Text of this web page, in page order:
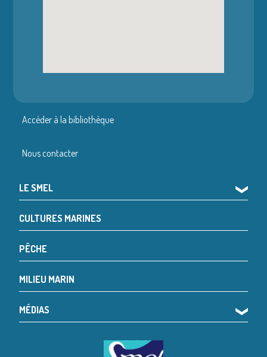
Accéder à la bibliothèque
Nous contacter
LE SMEL ❯
CULTURES MARINES
PÊCHE
MILIEU MARIN
MÉDIAS ❯